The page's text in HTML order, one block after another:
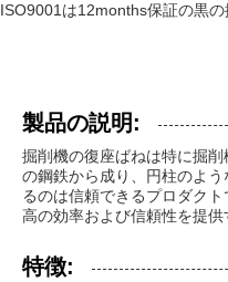
ISO9001は12months保証の黒
製品の説明:
掘削機の復座ばねは特に掘
の鋼鉄から成り、円柱のよ
るのは信頼できるプロダク
高の効率および信頼性を提供
特徴: